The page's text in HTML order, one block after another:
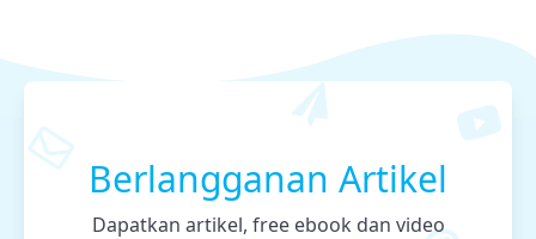
Berlangganan Artikel
Dapatkan artikel, free ebook dan video